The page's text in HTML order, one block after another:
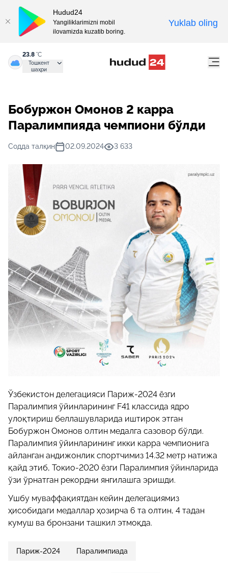
23.8 °C
Тошкент
шаҳри
Бобуржон Омонов 2 карра
Паралимпияда чемпиони бўлди
Содда талқин 02.09.2024 3 633
Ўзбекистон делегацияси Париж-2024 ёзги
Паралимпия ўйинларининг F41 классида ядро
улоқтириш беллашувларида иштирок этган
Бобуржон Омонов олтин медалга сазовор бўлди.
Паралимпия ўйинларининг икки карра чемпионига
айланган андижонлик спортчимиз 14.32 метр натижа
қайд этиб, Токио-2020 ёзги Паралимпия ўйинларида
ўзи ўрнатган рекордни янгилашга эришди.
Ушбу муваффақиятдан кейин делегациямиз
ҳисобидаги медаллар ҳозирча 6 та олтин, 4 тадан
кумуш ва бронзани ташкил этмоқда.
Париж-2024 Паралимпиада
Hudud24
Yangiliklarimizni mobil
ilovamizda kuzatib boring.
Yuklab oling